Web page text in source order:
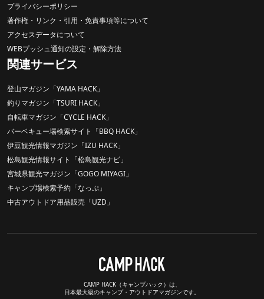
プライバシーポリシー
著作権・リンク・引用・免責事項等について
アクセスデータについて
WEBプッシュ通知の設定・解除方法
関連サービス
登山マガジン「YAMA HACK」
釣りマガジン「TSURI HACK」
自転車マガジン「CYCLE HACK」
バーベキュー場検索サイト「BBQ HACK」
伊豆観光情報マガジン「IZU HACK」
松島観光情報サイト「松島観光ナビ」
宮城県観光マガジン「GOGO MIYAGI」
キャンプ場検索予約「なっぷ」
中古アウトドア用品販売「UZD」
CAMP HACK（キャンプハック）は、
日本最大級のキャンプ・アウトドアマガジンです。